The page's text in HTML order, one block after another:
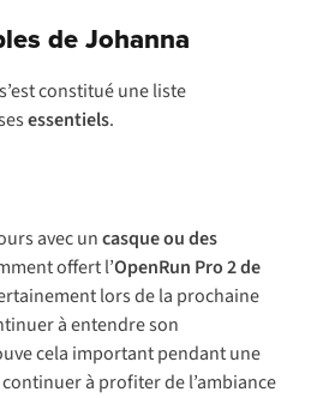
de Johanna
constitué une liste
essentiels.
avec uncasque ou des
offert l’OpenRun Pro 2 de
lors de la prochaine
à entendre son
cela important pendant une
à profiter de l’ambiance